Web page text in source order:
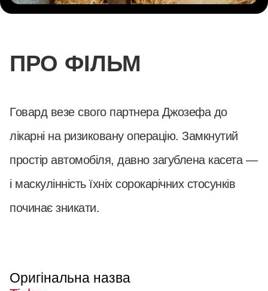
ПРО ФІЛЬМ
Говард везе свого партнера Джозефа до
лікарні на ризиковану операцію. Замкнутий
простір автомобіля, давно загублена касета —
і маскулінність їхніх сорокарічних стосунків
починає зникати.
Оригінальна назва